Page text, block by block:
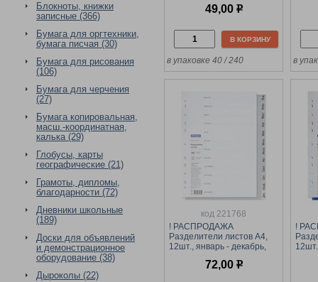
Блокноты, книжки
записные (366)
Бумага для оргтехники,
бумага писчая (30)
Бумага для рисования
(106)
Бумага для черчения
(27)
Бумага копировальная,
масш.-координатная,
калька (29)
Глобусы, карты
географические (21)
Грамоты, дипломы,
благодарности (72)
Дневники школьные
(189)
Доски для объявлений
и демонстрационное
оборудование (38)
Дыроколы (22)
49,00 р
В КОРЗИНУ
в упаковке 40 / 240 в
код 221768
! РАСПРОДАЖА
Разделители листов А4,
12шт., январь - декабрь,
366050) пластик
72,00 р
!